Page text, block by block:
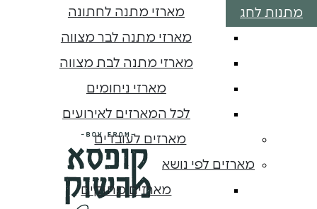
מארזי מתנה לחתונה
מארזי מתנה לבר מצווה
מארזי מתנה לבת מצווה
מארזי ניחומים
לכל המארזים לאירועים
מארזים לעובדים
מארזים לפי נושא
מארזים מתוקים
מתנות לחג